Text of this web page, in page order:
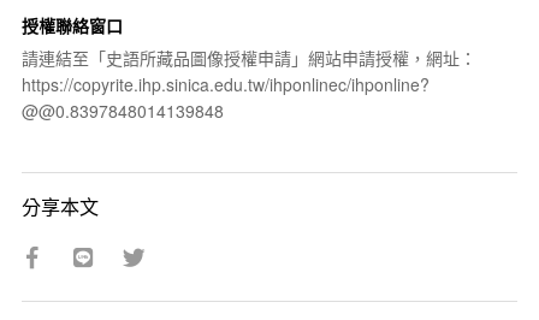
授權聯絡窗口
請連結至「史語所藏品圖像授權申請」網站申請授權，網址：
https://copyrite.ihp.sinica.edu.tw/ihponlinec/ihponline?
@@0.8397848014139848
分享本文